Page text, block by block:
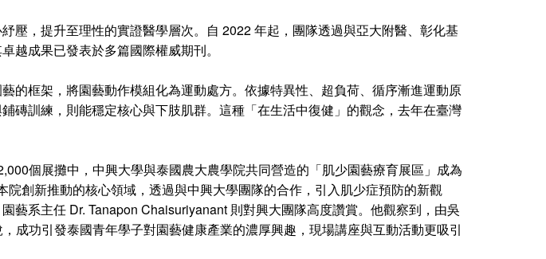
壓，提升至理性的實證醫學層次。自 2022 年起，團隊透過與亞大附醫、彰化基
越成果已發表於多篇國際權威期刊。
的框架，將園藝動作模組化為運動處方。依據特異性、超負荷、循序漸進運動原
磚訓練，則能穩定核心與下肢肌群。這種「在生活中復健」的觀念，去年在臺灣
個展攤中，中興大學與泰國農大農學院共同營造的「肌少園藝療育展區」成為
創新推動的核心領域，透過與中興大學團隊的合作，引入肌少症預防的新觀
系主任 Dr. Tanapon Chaisuriyanant 則對興大團隊高度讚賞。他觀察到，由吳
成功引發泰國青年學子對園藝健康產業的濃厚興趣，現場講座與互動活動更吸引